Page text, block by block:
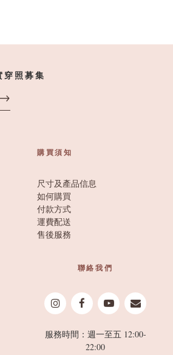
照募集
購買須知
尺寸及產品信息
如何購買
付款方式
運費配送
售後服務
聯絡我們
服務時間：週一至五 12:00-
22:00